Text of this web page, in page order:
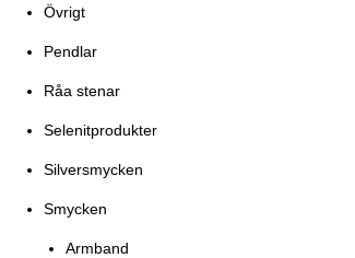
Övrigt
Pendlar
Råa stenar
Selenitprodukter
Silversmycken
Smycken
Armband